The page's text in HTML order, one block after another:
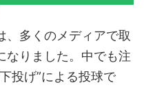
、多くのメディアで取
なりました。中でも注
投げ”による投球で